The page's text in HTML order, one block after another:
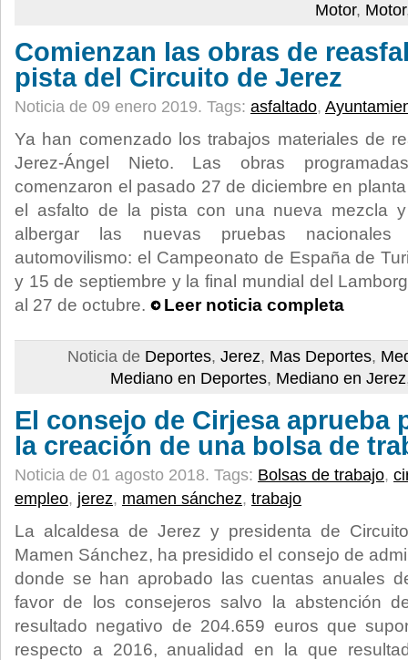
Motor, Motor
Comienzan las obras de
pista del Circuito de Jerez
Noticia de 09 enero 2019. Tags: asfaltado,
Ya han comenzado los trabajos materiales de
Jerez-Ángel Nieto. Las obras
comenzaron el pasado 27 de diciembre en
el asfalto de la pista con una nueva mezcla
albergar las nuevas pruebas
automovilismo: el Campeonato de España de
y 15 de septiembre y la final mundial del
al 27 de octubre.
Leer noticia completa
Noticia de Deportes, Jerez, Mas Deportes,
Mediano en Deportes, Mediano en Jerez
El consejo de Cirjesa aprueba
la creación de una bolsa de
Noticia de 01 agosto 2018. Tags: Bolsas de trabajo,
empleo, jerez, mamen sánchez, trabajo
La alcaldesa de Jerez y presidenta de
Mamen Sánchez, ha presidido el consejo de
donde se han aprobado las cuentas anuales
favor de los consejeros salvo la abstención
resultado negativo de 204.659 euros que
respecto a 2016, anualidad en la que